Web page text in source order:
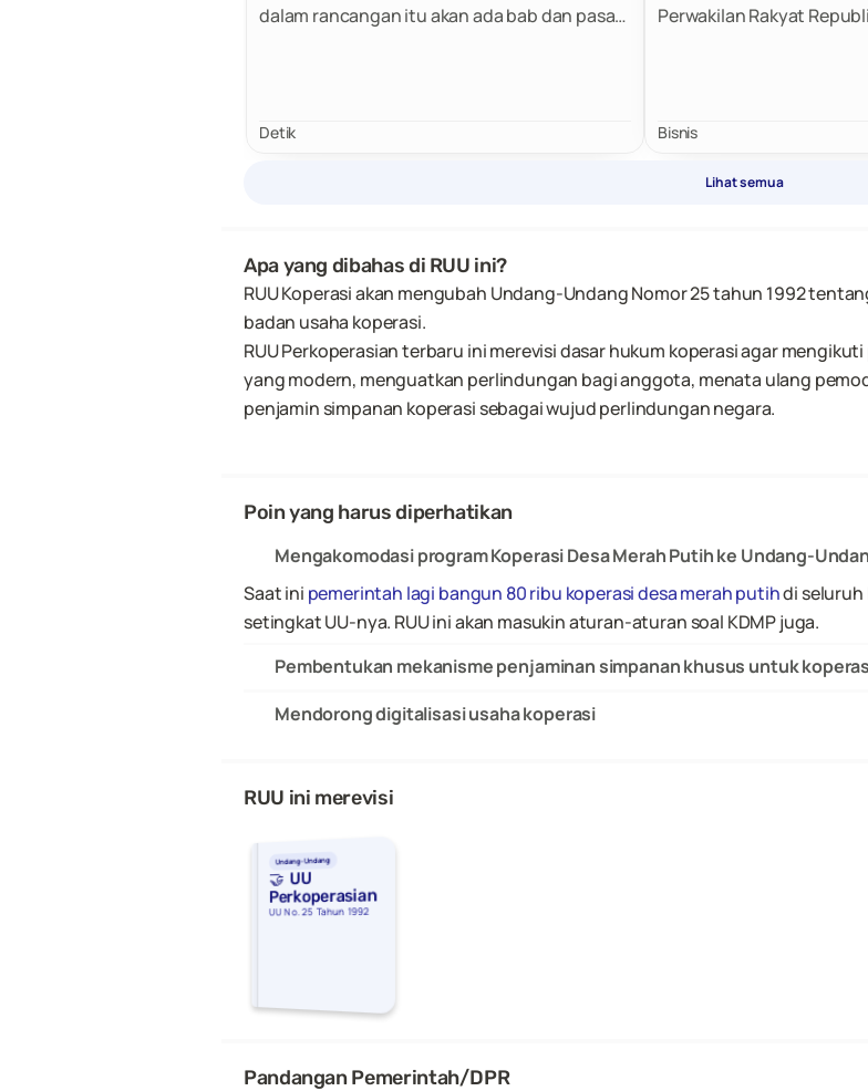
dalam rancangan itu akan ada bab dan pasal
Detik
Perwakilan Rakyat
poin perubahan dalam
Bisnis
Lihat semua
Apa yang dibahas di RUU ini?
RUU Koperasi akan mengubah Undang-Undang Nomor 25 tahun 1992
badan usaha koperasi.
RUU Perkoperasian terbaru ini merevisi dasar hukum koperasi agar
yang modern, menguatkan perlindungan bagi anggota, menata ulang
penjamin simpanan koperasi sebagai wujud perlindungan negara.
Poin yang harus diperhatikan
Mengakomodasi program Koperasi Desa Merah Putih ke Undang-
Saat ini pemerintah lagi bangun 80 ribu koperasi desa merah putih di seluruh
setingkat UU-nya. RUU ini akan masukin aturan-aturan soal KDMP juga.
Pembentukan mekanisme penjaminan simpanan khusus untuk
Mendorong digitalisasi usaha koperasi
RUU ini merevisi
Undang-Undang
🤝  UU
Perkoperasian
UU No. 25 Tahun 1992
Pandangan Pemerintah/DPR